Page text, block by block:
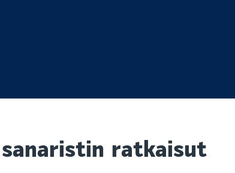
ratkaisut